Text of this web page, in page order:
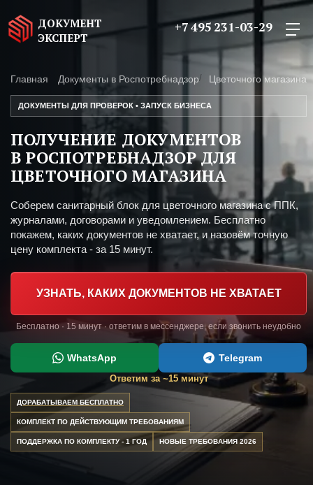
ДОКУМЕНТ
ЭКСПЕРТ
+7 495 231-03-29
Главная Документы в Роспотребнадзор Цветочного магазина
ДОКУМЕНТЫ ДЛЯ ПРОВЕРОК • ЗАПУСК БИЗНЕСА
ПОЛУЧЕНИЕ ДОКУМЕНТОВ
В РОСПОТРЕБНАДЗОР ДЛЯ
ЦВЕТОЧНОГО МАГАЗИНА
Соберем санитарный блок для цветочного магазина с ППК,
журналами, договорами и уведомлением. Бесплатно
покажем, каких документов не хватает, и назовём точную
цену комплекта - за 15 минут.
УЗНАТЬ, КАКИХ ДОКУМЕНТОВ НЕ ХВАТАЕТ
Бесплатно · 15 минут · ответим в мессенджере, если звонить неудобно
WhatsApp Telegram
Ответим за ~15 минут
ДОРАБАТЫВАЕМ БЕСПЛАТНО
КОМПЛЕКТ ПО ДЕЙСТВУЮЩИМ ТРЕБОВАНИЯМ
ПОДДЕРЖКА ПО КОМПЛЕКТУ - 1 ГОД НОВЫЕ ТРЕБОВАНИЯ 2026